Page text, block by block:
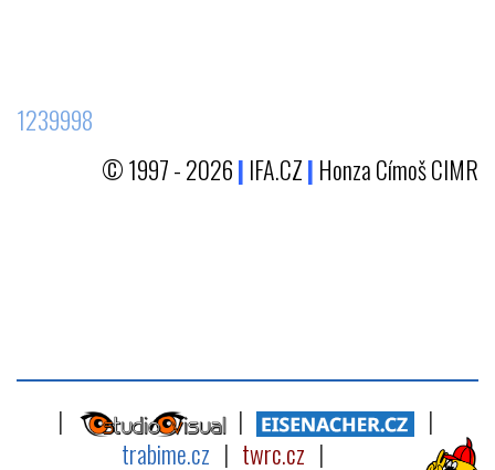
1239998
© 1997 - 2026| IFA.CZ| Honza Címoš CIMR
| |
|
trabime.cz | twrc.cz |